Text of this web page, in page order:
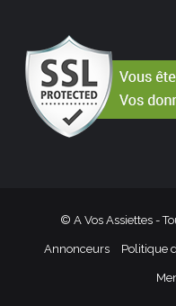
© A Vos Assiettes -
Annonceurs Politique